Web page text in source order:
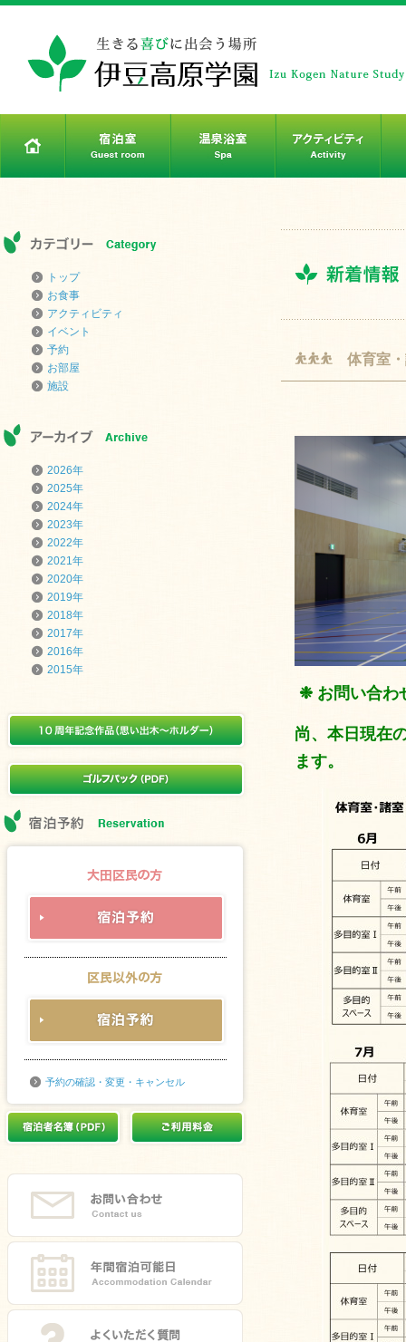
トップ
お食事
アクティビティ
イベント
予約
お部屋
施設
2026年
2025年
2024年
2023年
2022年
2021年
2020年
2019年
2018年
2017年
2016年
2015年
予約の確認・変更・キャンセル
⛹⛹⛹ 体育室・
❉ お問い合わ
尚、本日現在
ます。